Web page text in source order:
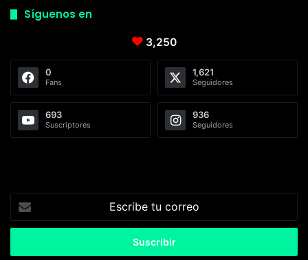
Síguenos en
3,250
0
Fans
1,621
Seguidores
693
Suscriptores
936
Seguidores
tu
correo